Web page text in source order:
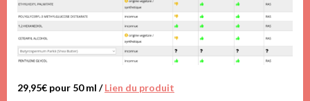
29,95€ pour 50 ml /Lien du produit